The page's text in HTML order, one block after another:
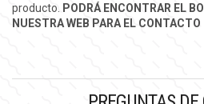
producto.
PODRÁ ENCONTRAR EL
NUESTRA WEB PARA EL CONTACTO